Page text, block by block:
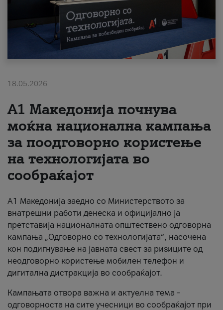
Поддршка
Надополни кредит
#ПодобарОнлајн
18.05.2026
A1 Македонија почнува
моќна национална кампања
за поодговорно користење
на технологијата во
сообраќајот
A1 Македонија заедно со Министерството за
внатрешни работи денеска и официјално ја
претставија националната општествено одговорна
кампања „Одговорно со технологијата“, насочена
кон подигнување на јавната свест за ризиците од
неодговорно користење мобилен телефон и
дигитална дистракција во сообраќајот.
Кампањата отвора важна и актуелна тема –
одговорноста на сите учесници во сообраќајот при